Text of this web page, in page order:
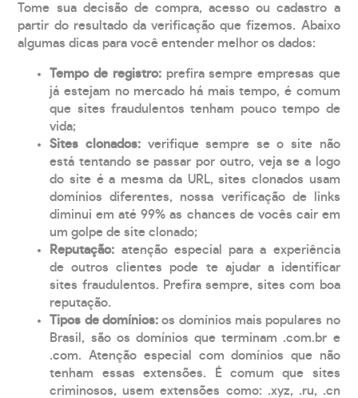
Tome sua decisão de compra, acesso ou cadastro a
partir do resultado da verificação que fizemos. Abaixo
algumas dicas para você entender melhor os dados:
Tempo de registro: prefira sempre empresas que
já estejam no mercado há mais tempo, é comum
que sites fraudulentos tenham pouco tempo de
vida;
Sites clonados: verifique sempre se o site não
está tentando se passar por outro, veja se a logo
do site é a mesma da URL, sites clonados usam
domínios diferentes, nossa verificação de links
diminui em até 99% as chances de vocês cair em
um golpe de site clonado;
Reputação: atenção especial para a experiência
de outros clientes pode te ajudar a identificar
sites fraudulentos. Prefira sempre, sites com boa
reputação.
Tipos de domínios:os domínios mais populares no
Brasil, são os domínios que terminam .com.br e
.com. Atenção especial com domínios que não
tenham essas extensões. É comum que sites
criminosos, usem extensões como: .xyz, .ru, .cn